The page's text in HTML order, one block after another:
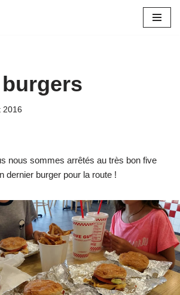
2016
nous sommes arrêtés au très bon five
dernier burger pour la route !